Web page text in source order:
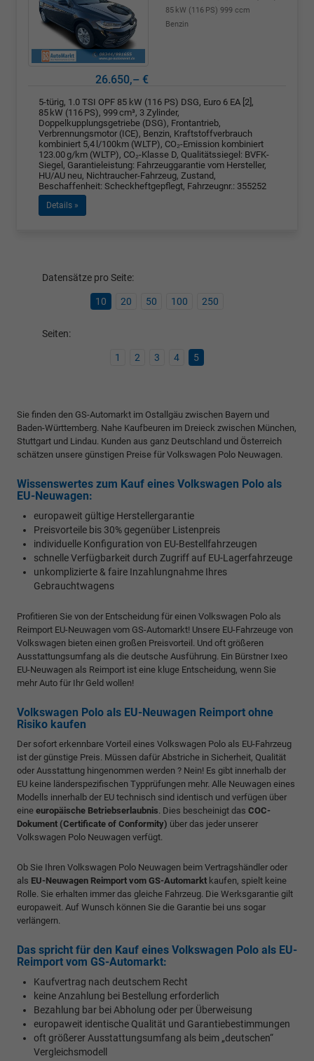
85 kW (116 PS) 999 ccm
Benzin
26.650,– €
5-türig, 1.0 TSI OPF 85 kW (116 PS) DSG, Euro 6 EA [2],
85 kW (116 PS), 999 cm³, 3 Zylinder,
Doppelkupplungsgetriebe (DSG), Frontantrieb,
Verbrennungsmotor (ICE), Benzin, Kraftstoffverbrauch
kombiniert 5,4 l/100km (WLTP), CO₂-Emission kombiniert
123.00 g/km (WLTP), CO₂-Klasse D, Qualitätssiegel: BVFK-
Siegel, Garantieleistung: Fahrzeuggarantie vom Hersteller,
HU/AU neu, Nichtraucher-Fahrzeug, Zustand,
Beschaffenheit: Scheckheftgepflegt, Fahrzeugnr.: 355252
Details »
Datensätze pro Seite:
10 20 50 100 250
Seiten:
1 2 3 4 5
Sie finden den GS-Automarkt im Ostallgäu zwischen Bayern und
Baden-Württemberg. Nahe Kaufbeuren im Dreieck zwischen München,
Stuttgart und Lindau. Kunden aus ganz Deutschland und Österreich
schätzen unsere günstigen Preise für Volkswagen Polo Neuwagen.
Wissenswertes zum Kauf eines Volkswagen Polo als
EU-Neuwagen:
europaweit gültige Herstellergarantie
Preisvorteile bis 30% gegenüber Listenpreis
individuelle Konfiguration von EU-Bestellfahrzeugen
schnelle Verfügbarkeit durch Zugriff auf EU-Lagerfahrzeuge
unkomplizierte & faire Inzahlungnahme Ihres
Gebrauchtwagens
Profitieren Sie von der Entscheidung für einen Volkswagen Polo als
Reimport EU-Neuwagen vom GS-Automarkt! Unsere EU-Fahrzeuge von
Volkswagen bieten einen großen Preisvorteil. Und oft größeren
Ausstattungsumfang als die deutsche Ausführung. Ein Bürstner Ixeo
EU-Neuwagen als Reimport ist eine kluge Entscheidung, wenn Sie
mehr Auto für Ihr Geld wollen!
Volkswagen Polo als EU-Neuwagen Reimport ohne
Risiko kaufen
Der sofort erkennbare Vorteil eines Volkswagen Polo als EU-Fahrzeug
ist der günstige Preis. Müssen dafür Abstriche in Sicherheit, Qualität
oder Ausstattung hingenommen werden ? Nein! Es gibt innerhalb der
EU keine länderspezifischen Typprüfungen mehr. Alle Neuwagen eines
Modells innerhalb der EU technisch sind identisch und verfügen über
eine europäische Betriebserlaubnis . Dies bescheinigt das COC-
Dokument (Certificate of Conformity) über das jeder unserer
Volkswagen Polo Neuwagen verfügt.
Ob Sie Ihren Volkswagen Polo Neuwagen beim Vertragshändler oder
als EU-Neuwagen Reimport vom GS-Automarkt kaufen, spielt keine
Rolle. Sie erhalten immer das gleiche Fahrzeug. Die Werksgarantie gilt
europaweit. Auf Wunsch können Sie die Garantie bei uns sogar
verlängern.
Das spricht für den Kauf eines Volkswagen Polo als EU-
Reimport vom GS-Automarkt:
Kaufvertrag nach deutschem Recht
keine Anzahlung bei Bestellung erforderlich
Bezahlung bar bei Abholung oder per Überweisung
europaweit identische Qualität und Garantiebestimmungen
oft größerer Ausstattungsumfang als beim „deutschen“
Vergleichsmodell